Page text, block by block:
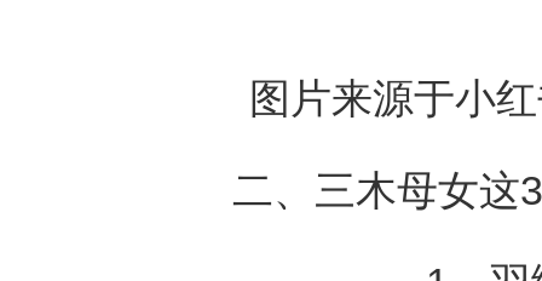
图片来源于小
二、三木母女这